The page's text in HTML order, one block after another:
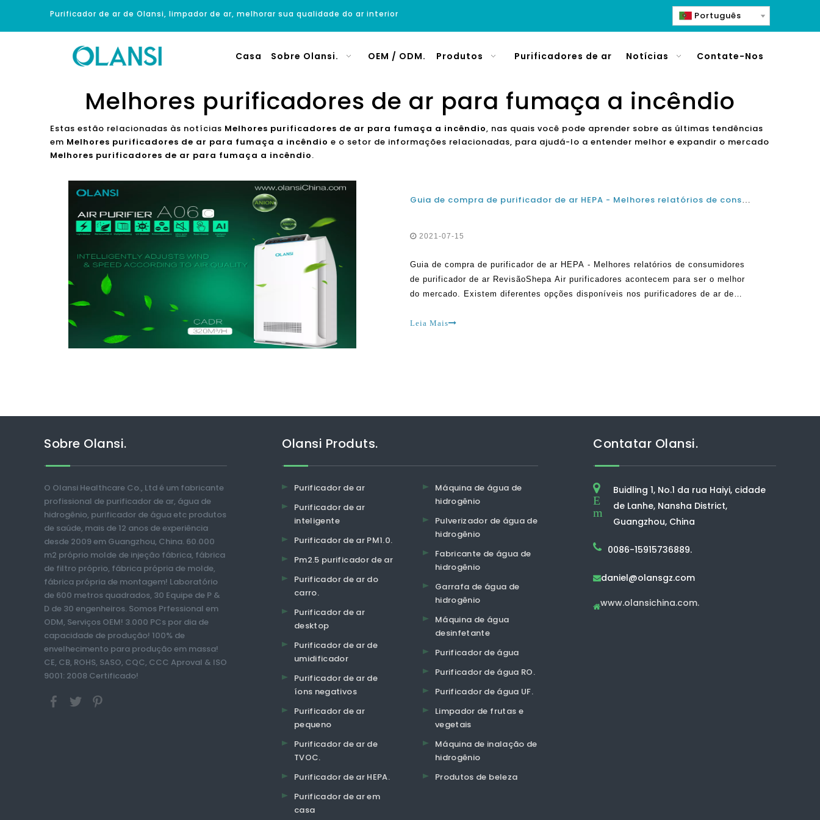
Purificador de ar de Olansi, limpador de ar, melhorar sua qualidade do ar interior Português
Casa Sobre Olansi. OEM / ODM. Produtos Purificadores de ar Notícias Contate-Nos
Melhores purificadores de ar para fumaça a incêndio
Estas estão relacionadas às notícias Melhores purificadores de ar para fumaça a incêndio, nas quais você pode aprender sobre as últimas tendências
em Melhores purificadores de ar para fumaça a incêndio e o setor de informações relacionadas, para ajudá-lo a entender melhor e expandir o mercado
Melhores purificadores de ar para fumaça a incêndio.
Guia de compra de purificador de ar HEPA - Melhores relatórios de consumidor purificador de ar Reviews
2021-07-15
Guia de compra de purificador de ar HEPA - Melhores relatórios de consumidores
de purificador de ar RevisãoShepa Air purificadores acontecem para ser o melhor
do mercado. Existem diferentes opções disponíveis nos purificadores de ar de
pela tempestade, e há muitos c
Leia Mais
Sobre Olansi.
O Olansi Healthcare Co., Ltd é um fabricante
profissional de purificador de ar, água de
hidrogênio, purificador de água etc produtos
de saúde, mais de 12 anos de experiência
desde 2009 em Guangzhou, China. 60.000
m2 próprio molde de injeção fábrica, fábrica
de filtro próprio, fábrica própria de molde,
fábrica própria de montagem! Laboratório
de 600 metros quadrados, 30 Equipe de P &
D de 30 engenheiros. Somos Prfessional em
ODM, Serviços OEM! 3.000 PCs por dia de
capacidade de produção! 100% de
envelhecimento para produção em massa!
CE, CB, ROHS, SASO, CQC, CCC Aproval & ISO
9001: 2008 Certificado!
Olansi Produts.
Purificador de ar
Purificador de ar
inteligente
Purificador de ar PM1.0.
Pm2.5 purificador de ar
Purificador de ar do
carro.
Purificador de ar
desktop
Purificador de ar de
umidificador
Purificador de ar de
íons negativos
Purificador de ar
pequeno
Purificador de ar de
TVOC.
Purificador de ar HEPA.
Purificador de ar em
casa
Máquina de água de
hidrogênio
Pulverizador de água de
hidrogênio
Fabricante de água de
hidrogênio
Garrafa de água de
hidrogênio
Máquina de água
desinfetante
Purificador de água
Purificador de água RO.
Purificador de água UF.
Limpador de frutas e
vegetais
Máquina de inalação de
hidrogênio
Produtos de beleza
Contatar Olansi.
E
m
Buidling 1, No.1 da rua Haiyi, cidade
de Lanhe, Nansha District,
Guangzhou, China
0086-15915736889.
daniel@olansgz.com
www.olansichina.com.